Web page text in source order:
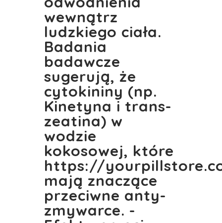
wewnątrz
ludzkiego ciała.
Badania
badawcze
sugerują, że
cytokininy (np.
Kinetyna i trans-
zeatina) w
wodzie
kokosowej, które
https://
mają znaczące
przeciwne anty-
zmywarce. -